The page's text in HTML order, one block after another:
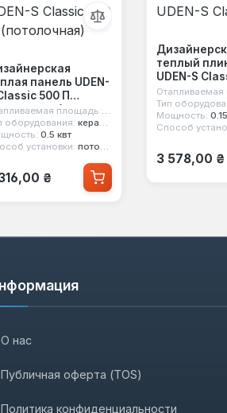
панель UDEN-
500 П
Отапливаемая площадь:10 м²
оборудования: керамический обогреватель
0.5 квт
установки: потолочный
цена:
₴
теплый
UDEN-S
Тип
Мощность:
Способ
Обычная
3 578,00 ₴
О нас
Публичная оферта (TOS)
Политика конфиденциальности